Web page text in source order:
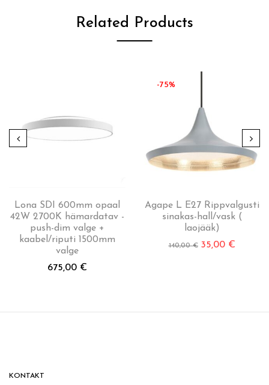
Related Products
Lona SDI 600mm opaal
42W 2700K hämardatav -
push-dim valge +
kaabel/riputi 1500mm
valge
675,00 €
-75%
Agape L E27 Rippvalgusti
sinakas-hall/vask (
laojääk)
140,00€ 35,00 €
KONTAKT